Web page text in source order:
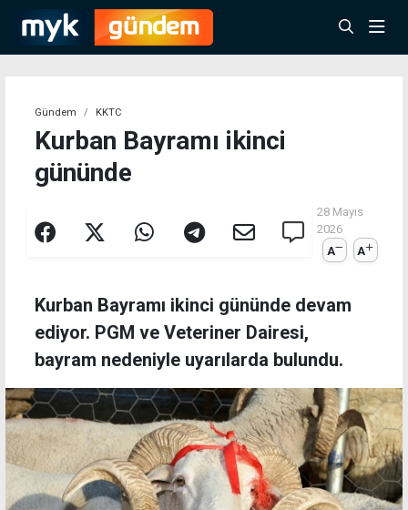
Gündem KKTC
Kurban Bayramı ikinci
gününde
28 Mayıs
2026
A
A
Kurban Bayramı ikinci gününde devam
ediyor. PGM ve Veteriner Dairesi,
bayram nedeniyle uyarılarda bulundu.